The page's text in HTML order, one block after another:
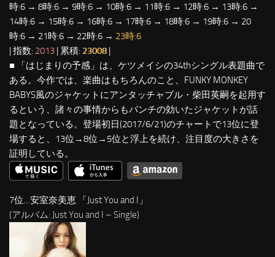
時:6 → 8時:6 → 9時:6 → 10時:6 → 11時:6 → 12時:6 → 13時:6 →
14時:6 → 15時:6 → 16時:6 → 17時:6 → 18時:6 → 19時:6 → 20
時:6 → 21時:6 → 22時:6 → 23時:6
| 指数: 2013 | 累積: 23008 |
■ 「はじまりの予感」は、ケツメイシの34thシングル表題曲で
ある。今作では、楽曲はもちろんのこと、FUNKY MONKEY
BABYS風のジャケットにアンタッチャブル・柴田英嗣を起用す
るという、諸々の事情からもパンチの効いたジャケットが話
題となっている。登場初日(2017/6/21)のチャートで13位に登
場すると、13位→8位→5位と浮上を続け、注目度の大きさを
証明している。
7位…安室奈美恵 「Just You and I 」
(アルバム: Just You and I – Single)